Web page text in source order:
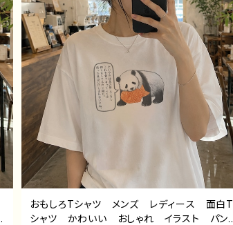
おもしろTシャツ メンズ レディース 面白T
シャツ かわいい おしゃれ イラスト パン